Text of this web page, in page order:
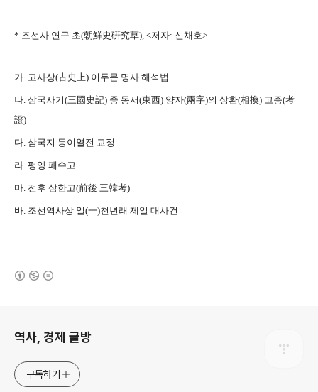
* 조선사 연구 초(朝鮮史硏究草), <저자: 신채호>
가. 고사상(古史上) 이두문 명사 해석법
나. 삼국사기(三國史記) 중 동서(東西) 양자(兩字)의 상환(相換) 고증(考
證)
다. 삼국지 동이열전 교정
라. 평양 패수고
마. 전후 삼한고(前後 三韓考)
바. 조선역사상 일(一)천년래 제일 대사건
역사, 경제 글방
구독하기